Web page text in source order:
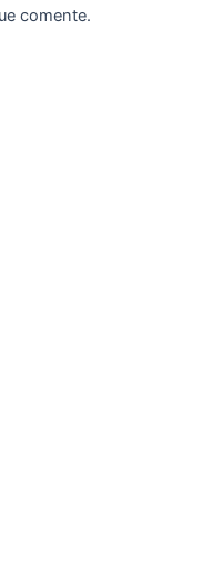
comente.